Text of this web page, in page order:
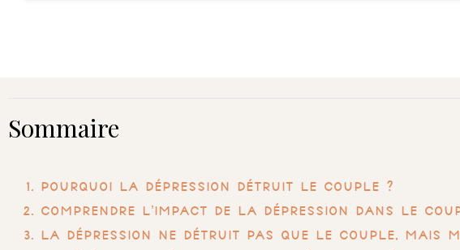
Sommaire
Pourquoi la dépression détruit le couple ?
Comprendre l’impact de la dépression dans le
La dépression ne détruit pas que le couple, mais